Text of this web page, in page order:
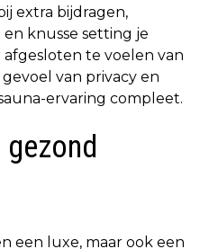
extra bijdragen,
knusse setting je
te voelen van
van privacy en
ervaring compleet.
gezond
een luxe, maar ook een